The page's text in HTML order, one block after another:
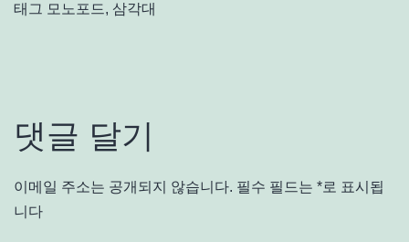
태그 모노포드, 삼각대
댓글 달기
이메일 주소는 공개되지 않습니다. 필수 필드는 *로 표시됩
니다